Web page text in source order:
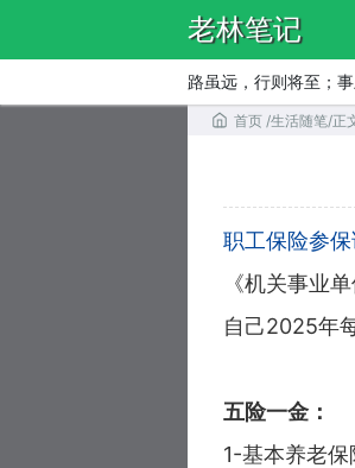
老林笔记
路虽远，行则将至；
首页 /生活随笔/正
职工保险参
《机关事业
自己2025年
五险一金：
1-基本养老